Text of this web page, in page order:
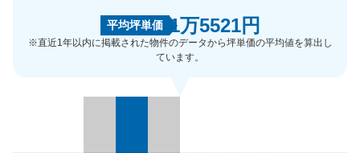
平均坪単価 1万5521円
※直近1年以内に掲載された物件のデータから坪単価の平均値を算出し
ています。